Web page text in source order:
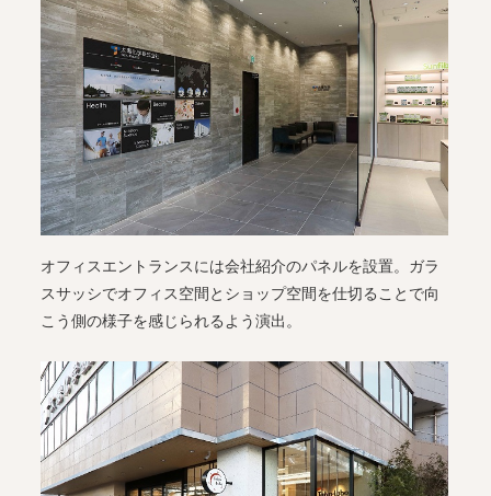
オフィスエントランスには会社紹介のパネルを設置。ガラ
スサッシでオフィス空間とショップ空間を仕切ることで向
こう側の様子を感じられるよう演出。